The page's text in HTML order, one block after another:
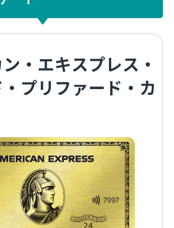
・エキスプレス・
プリファード・カ